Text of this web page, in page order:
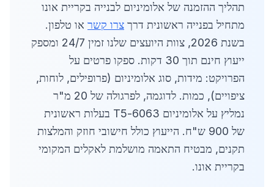
תהליך ההזמנה של אלומיניום לבנייה בקריית אונו
מתחיל בפנייה ראשונית דרך צרו קשר או טלפון.
בשנת 2026, צוות היועצים שלנו זמין 24/7 ומספק
ייעוץ חינם תוך 30 דקות. ספקו פרטים על
הפרויקט: מידות, סוג אלומיניום (פרופילים, לוחות,
ציפויים), כמות. לדוגמה, לפרגולה של 20 מ"ר
נמליץ על אלומיניום 6063-T5 בעלות ראשונית
של 900 ש"ח. הייעוץ כולל חישובי חוזק והמלצות
תקנים, מבטיח התאמה מושלמת לאקלים המקומי
בקריית אונו.